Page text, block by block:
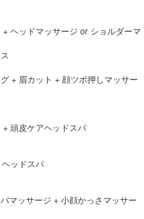
ヘッドマッサージ or ショルダーマ
+ 眉カット + 顔ツボ押しマッサー
頭皮ケアヘッドスパ
ッドスパ
マッサージ + 小顔かっさマッサー